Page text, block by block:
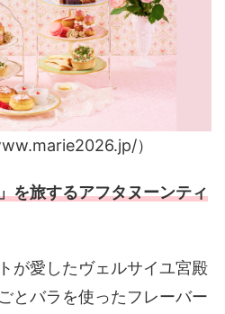
）
を旅するアフタヌーンティ
が愛したヴェルサイユ宮殿
とバラを使ったフレーバー